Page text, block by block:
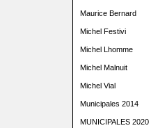
Maurice Bernard
Michel Festivi
Michel Lhomme
Michel Malnuit
Michel Vial
Municipales 2014
MUNICIPALES 2020